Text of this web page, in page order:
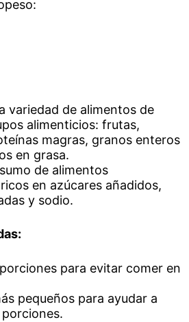
variedad de alimentos de
alimenticios: frutas,
magras, granos enteros
en grasa.
de alimentos
en azúcares añadidos,
y sodio.
para evitar comer en
pequeños para ayudar a